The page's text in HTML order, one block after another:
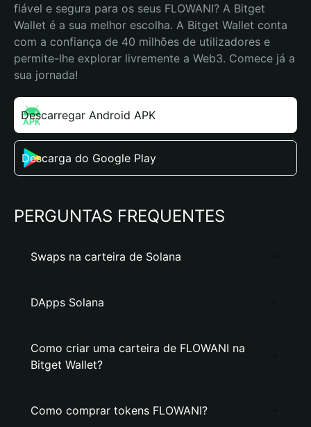
fiável e segura para os seus FLOWANI? A Bitget
Wallet é a sua melhor escolha. A Bitget Wallet conta
com a confiança de 40 milhões de utilizadores e
permite-lhe explorar livremente a Web3. Comece já a
sua jornada!
Descarregar Android APK
Descarga do Google Play
PERGUNTAS FREQUENTES
Swaps na carteira de Solana
DApps Solana
Como criar uma carteira de FLOWANI na
Bitget Wallet?
Como comprar tokens FLOWANI?